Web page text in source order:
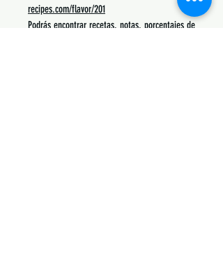
recipes.com/flavor/201
Podrás encontrar recetas, notas, porcentajes de